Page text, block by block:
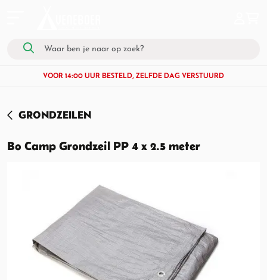
VOOR 14:00 UUR BESTELD, ZELFDE DAG VERSTUURD
GRONDZEILEN
Bo Camp Grondzeil PP 4 x 2.5 meter